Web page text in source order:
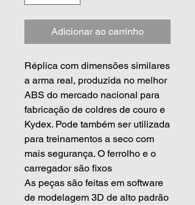
Adicionar ao carrinho
Réplica com dimensões similares
a arma real, produzida no melhor
ABS do mercado nacional para
fabricação de coldres de couro e
Kydex. Pode também ser utilizada
para treinamentos a seco com
mais segurança. O ferrolho e o
carregador são fixos
As peças são feitas em software
de modelagem 3D de alto padrão